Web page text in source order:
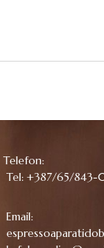
Telefon:
Tel: +387/65/843-
Email: